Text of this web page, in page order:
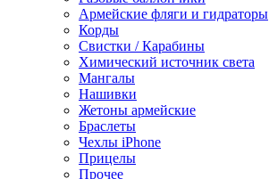
Армейские фляги и гидраторы
Корды
Свистки / Карабины
Химический источник света
Мангалы
Нашивки
Жетоны армейские
Браслеты
Чехлы iPhone
Прицелы
Прочее